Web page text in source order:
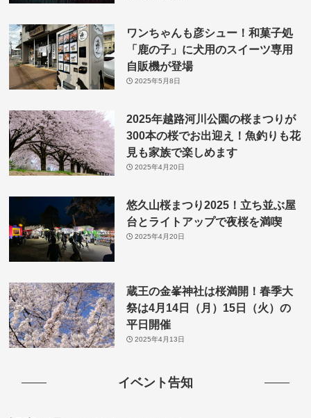
ワンちゃんも彦シュー！和菓子処
「鹿の子」に犬用のスイーツ専用
自販機が登場
2025年5月8日
2025年越路河川公園の桜まつりが
300本の桜でお出迎え！魚釣りも花
見も家族で楽しめます
2025年4月20日
悠久山桜まつり2025！立ち並ぶ屋
台とライトアップで夜桜を満喫
2025年4月20日
蔵王の金峯神社は桜満開！春季大
祭は4月14日（月）15日（火）の
平日開催
2025年4月13日
イベント告知